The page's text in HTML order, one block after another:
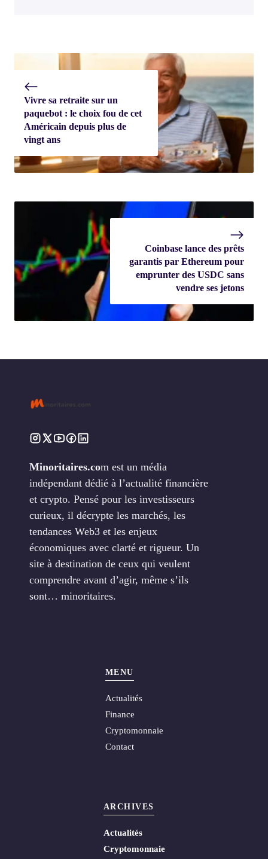
Vivre sa retraite sur un
paquebot : le choix fou de cet
Américain depuis plus de
vingt ans
Coinbase lance des prêts
garantis par Ethereum pour
emprunter des USDC sans
vendre ses jetons
Minoritaires.com est un média
indépendant dédié à l’actualité financière
et crypto. Pensé pour les investisseurs
curieux, il décrypte les marchés, les
tendances Web3 et les enjeux
économiques avec clarté et rigueur. Un
site à destination de ceux qui veulent
comprendre avant d’agir, même s’ils
sont… minoritaires.
MENU
Actualités
Finance
Cryptomonnaie
Contact
ARCHIVES
Actualités
Cryptomonnaie